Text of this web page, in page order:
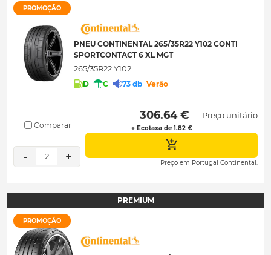
PROMOÇÃO
PNEU CONTINENTAL 265/35R22 Y102 CONTI
SPORTCONTACT 6 XL MGT
265/35R22 Y102
D C 73 db Verão
Comparar
- 2 +
306.64 €
+ Ecotaxa de 1.82 €
Preço unitário
Preço em Portugal Continental.
PREMIUM
PROMOÇÃO